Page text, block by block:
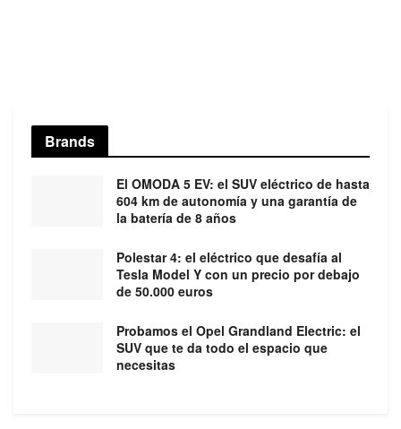
Brands
El OMODA 5 EV: el SUV eléctrico de hasta
604 km de autonomía y una garantía de
la batería de 8 años
Polestar 4: el eléctrico que desafía al
Tesla Model Y con un precio por debajo
de 50.000 euros
Probamos el Opel Grandland Electric: el
SUV que te da todo el espacio que
necesitas